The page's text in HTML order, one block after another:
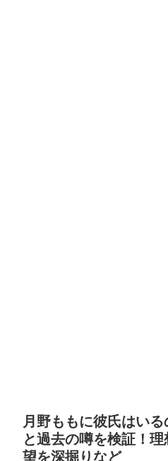
月野ももに彼氏はい
と過去の噂を検証！
望を深掘りなど